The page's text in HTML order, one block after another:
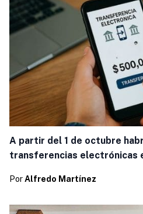
A partir del 1 de octubre
transferencias electrónicas
Por Alfredo Martínez